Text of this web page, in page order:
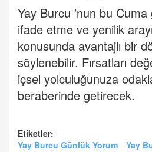
Yay Burcu ’nun bu
ifade etme ve yenilik
konusunda avantajlı bir
söylenebilir. Fırsatları
içsel yolculuğunuza
beraberinde getirecek.
Etiketler:
Yay Burcu Günlük Yorum
Yay